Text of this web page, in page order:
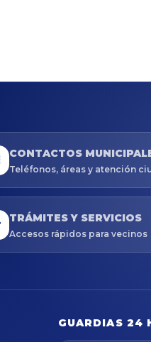
CONTACTOS
Teléfonos, áreas y atención
TRÁMITES Y SERVICIOS
Accesos rápidos para vecinos
GUARDIAS 24